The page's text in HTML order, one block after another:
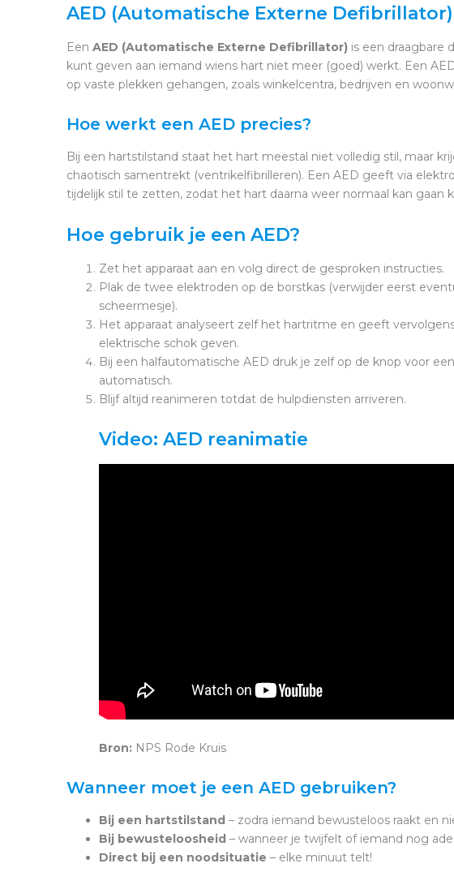
AED (Automatische Externe Defibrillator)
Een AED (Automatische Externe Defibrillator) is een draagbare
kunt geven aan iemand wiens hart niet meer (goed) werkt. Een
op vaste plekken gehangen, zoals winkelcentra, bedrijven en
Hoe werkt een AED precies?
Bij een hartstilstand staat het hart meestal niet volledig stil, maar
chaotisch samentrekt (ventrikelfibrilleren). Een AED geeft via
tijdelijk stil te zetten, zodat het hart daarna weer normaal kan gaan
Hoe gebruik je een AED?
Zet het apparaat aan en volg direct de gesproken instructies.
Plak de twee elektroden op de borstkas (verwijder eerst
scheermesje).
Het apparaat analyseert zelf het hartritme en geeft
elektrische schok geven.
Bij een halfautomatische AED druk je zelf op de knop voor
automatisch.
Blijf altijd reanimeren totdat de hulpdiensten arriveren.
Video: AED reanimatie
Bron: NPS Rode Kruis
Wanneer moet je een AED gebruiken?
Bij een hartstilstand – zodra iemand bewusteloos raakt en
Bij bewusteloosheid – wanneer je twijfelt of iemand nog
Direct bij een noodsituatie – elke minuut telt!